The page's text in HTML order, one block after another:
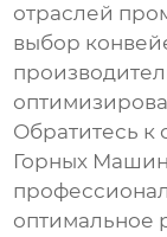
отраслей
выбор
Обратитесь к
Горных
оптимальное